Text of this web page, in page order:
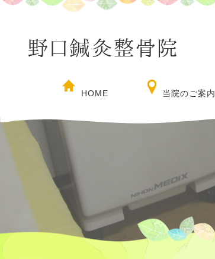
HOME 当院のご案内